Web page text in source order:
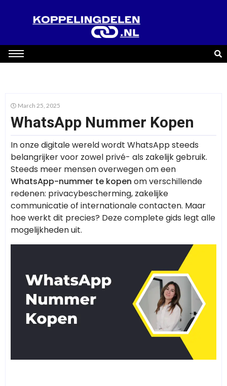
March 25, 2025
WhatsApp Nummer Kopen
In onze digitale wereld wordt WhatsApp steeds
belangrijker voor zowel privé- als zakelijk gebruik.
Steeds meer mensen overwegen om een
WhatsApp-nummer te kopen om verschillende
redenen: privacybescherming, zakelijke
communicatie of internationale contacten. Maar
hoe werkt dit precies? Deze complete gids legt alle
mogelijkheden uit.